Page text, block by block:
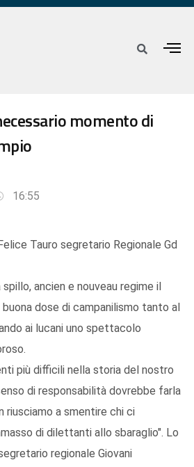
momento di
16:55
Tauro segretario Regionale Gd
ancien e nouveau regime il
dose di campanilismo tanto al
ai lucani uno spettacolo
più difficili nella storia del nostro
di responsabilità dovrebbe farla
riusciamo a smentire chi ci
di dilettanti allo sbaraglio". Lo
regionale Giovani